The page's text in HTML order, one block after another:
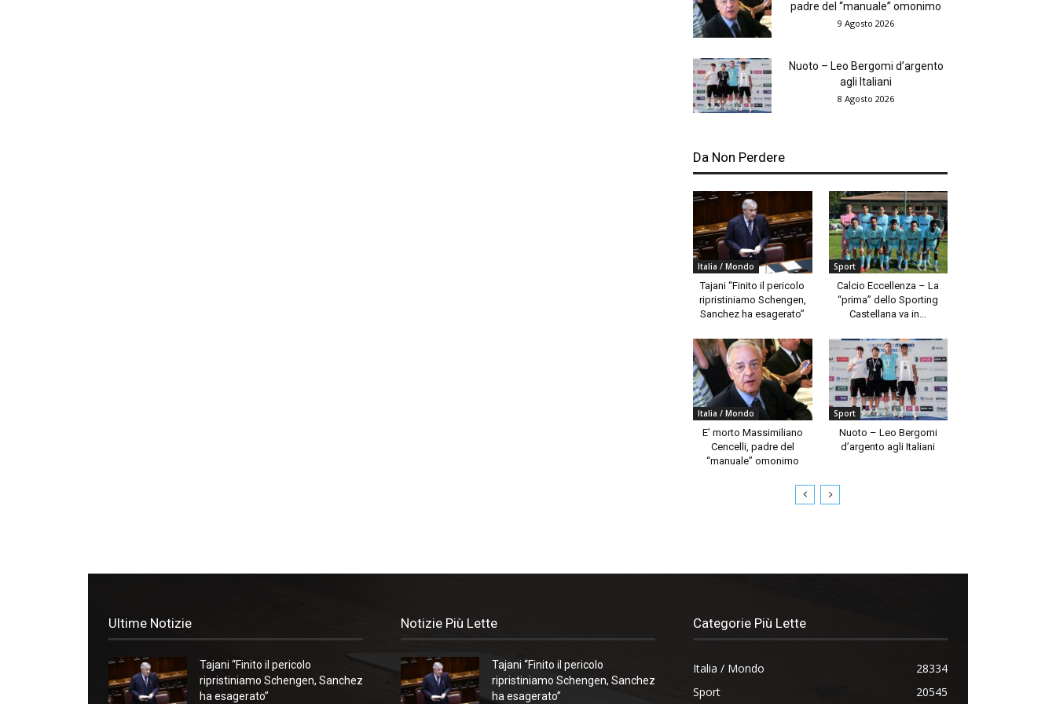
padre del “manuale” omonimo
9 Agosto 2026
Nuoto – Leo Bergomi d’argento
agli Italiani
8 Agosto 2026
Da Non Perdere
Italia / Mondo
Tajani “Finito il pericolo
ripristiniamo Schengen,
Sanchez ha esagerato”
Sport
Calcio Eccellenza – La
“prima” dello Sporting
Castellana va in...
Italia / Mondo
E’ morto Massimiliano
Cencelli, padre del
“manuale” omonimo
Sport
Nuoto – Leo Bergomi
d’argento agli Italiani
Ultime Notizie
Tajani “Finito il pericolo
ripristiniamo Schengen, Sanchez
ha esagerato”
Notizie Più Lette
Tajani “Finito il pericolo
ripristiniamo Schengen, Sanchez
ha esagerato”
Categorie Più Lette
Italia / Mondo
28334
Sport
20545